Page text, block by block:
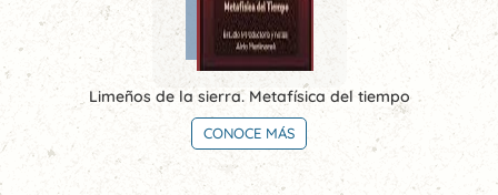
Limeños de la sierra. Metafísica del tiempo
CONOCE MÁS